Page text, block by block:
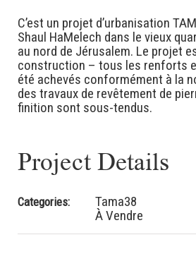
C’est un projet d’urbanisation
Shaul HaMelech dans le vieux
au nord de Jérusalem. Le projet
construction – tous les renforts
été achevés conformément à la
des travaux de revêtement de
finition sont sous-tendus.
Project Details
Categories:
Tama38
À Vendre